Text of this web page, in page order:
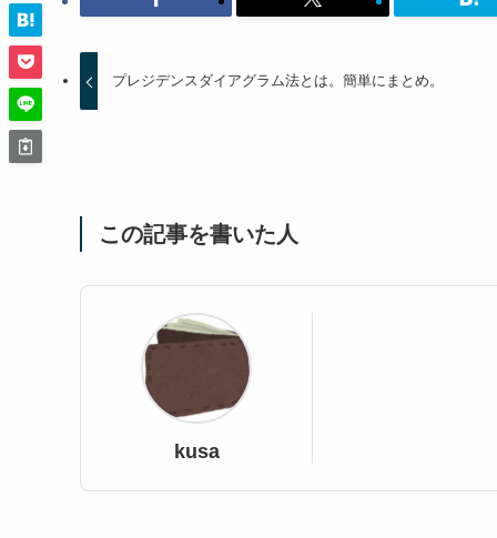
プレジデンスダイアグラム法とは。簡単にまとめ。
この記事を書いた人
kusa